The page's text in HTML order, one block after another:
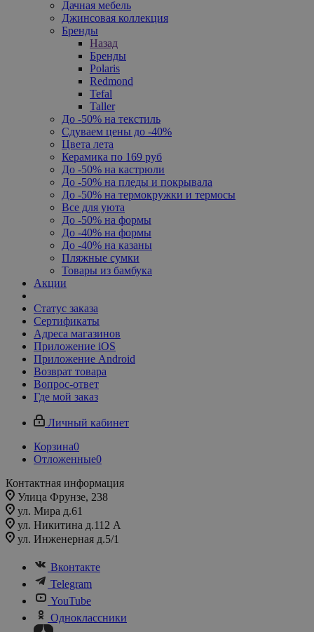
Дачная мебель
Джинсовая коллекция
Бренды
Назад
Бренды
Polaris
Redmond
Tefal
Taller
До -50% на текстиль
Сдуваем цены до -40%
Цвета лета
Керамика по 169 руб
До -50% на кастрюли
До -50% на пледы и покрывала
До -50% на термокружки и термосы
Все для уюта
До -50% на формы
До -40% на формы
До -40% на казаны
Пляжные сумки
Товары из бамбука
Акции
Статус заказа
Сертификаты
Адреса магазинов
Приложение iOS
Приложение Android
Возврат товара
Вопрос-ответ
Где мой заказ
Личный кабинет
Корзина0
Отложенные0
Контактная информация
Улица Фрунзе, 238​
ул. Мира д.61
ул. Никитина д.112 А
ул. Инженерная д.5/1
Вконтакте
Telegram
YouTube
Одноклассники